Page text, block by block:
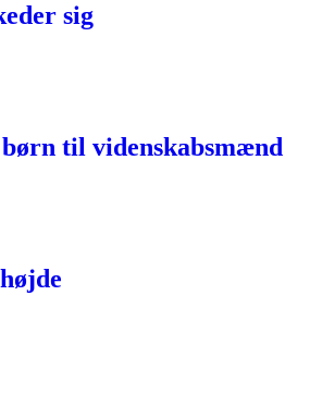
sig
til videnskabsmænd